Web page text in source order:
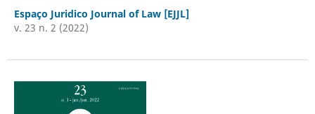
Espaço Juridico Journal of Law [EJJL]
v. 23 n. 2 (2022)